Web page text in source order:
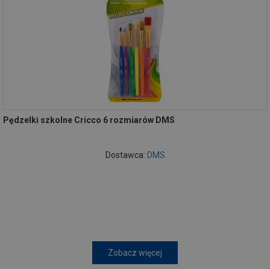
Pędzelki szkolne Cricco 6 rozmiarów DMS
Dostawca: DMS
Zobacz więcej